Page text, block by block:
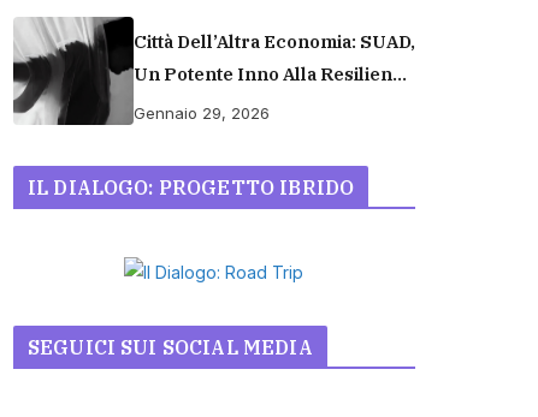
Città Dell’Altra Economia: SUAD,
Un Potente Inno Alla Resilienza
E Dignità Umana
Gennaio 29, 2026
IL DIALOGO: PROGETTO IBRIDO
SEGUICI SUI SOCIAL MEDIA